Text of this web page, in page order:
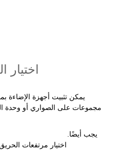
مجموعات على الصواري أو وحدة
اختيار مرتفعات